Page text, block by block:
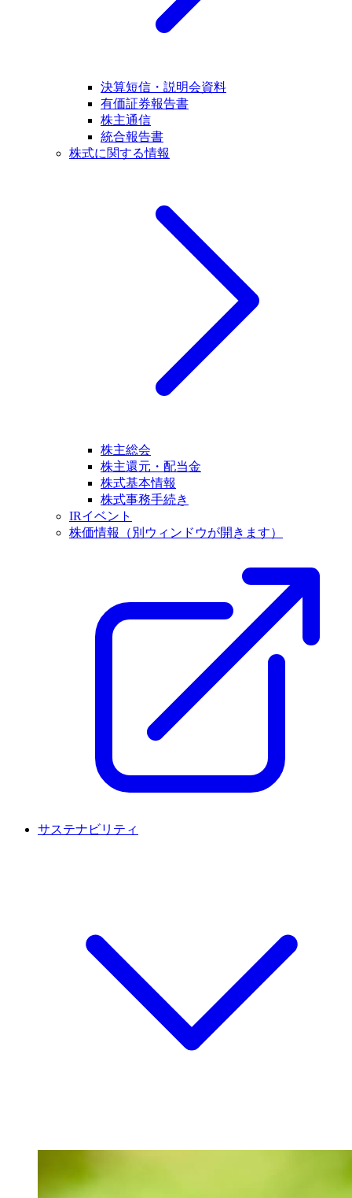
決算短信・説明会資料
有価証券報告書
株主通信
統合報告書
株式に関する情報
株主総会
株主還元・配当金
株式基本情報
株式事務手続き
IRイベント
株価情報
（別ウィンドウが開きます）
サステナビリティ